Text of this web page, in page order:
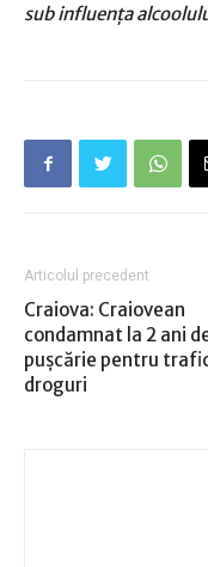
sub influenţa
Articolul precedent
Craiova: Craiovean
condamnat la 2 ani
pușcărie pentru
droguri